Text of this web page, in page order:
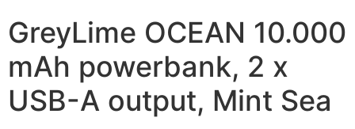
GreyLime OCEAN 10.000
mAh powerbank, 2 x
USB-A output, Mint Sea